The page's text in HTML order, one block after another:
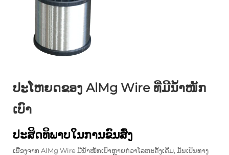
ປະໂຫຍດຂອງ AlMg Wire ທີ່ມີນ້ຳໜັກ
ເບົາ
ປະສິດທິພາບໃນການຂົນສົ່ງ
ເນື່ອງຈາກ AlMg Wire ມີນ້ຳໜັກເບົາຫຼາຍກ່ວາໂລຫະດັ້ງເດີມ, ມັນເປັນທາງ